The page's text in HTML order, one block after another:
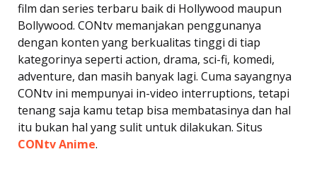
film dan series terbaru baik di Hollywood maupun
Bollywood. CONtv memanjakan penggunanya
dengan konten yang berkualitas tinggi di tiap
kategorinya seperti action, drama, sci-fi, komedi,
adventure, dan masih banyak lagi. Cuma sayangnya
CONtv ini mempunyai in-video interruptions, tetapi
tenang saja kamu tetap bisa membatasinya dan hal
itu bukan hal yang sulit untuk dilakukan. Situs
CONtv Anime.